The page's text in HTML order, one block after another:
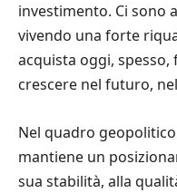
investimento. Ci sono
vivendo una forte
acquista oggi,
crescere nel futuro,
Nel quadro
mantiene un
sua stabilità, alla